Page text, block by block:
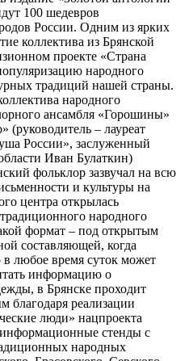
100 шедевров
России. Одним из ярких
коллектива из Брянской
проекте «Страна
народного
традиций нашей страны.
народного
ансамбля «Горошины»
(руководитель – лауреат
России», заслуженный
Иван Булаткин)
фольклор зазвучал на всю
и культуры на
центра открылась
народного
формат – под открытым
составляющей, когда
любое время суток может
информацию о
в Брянске проходит
благодаря реализации
люди» нацпроекта
стенды с
народных